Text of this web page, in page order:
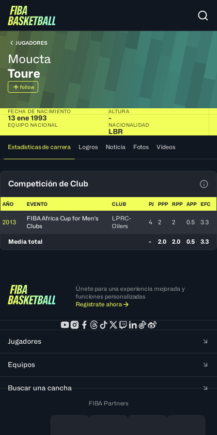
JUGADORES
Moucta
Toure
follow
FECHA DE NACIMIENTO
13 ene 1993
ALTURA
-
EQUIPO NACIONAL NACIONALIDAD
LBR
Estadísticas de carrera Logros Noticia Fotos Videos
Competición de Club
AÑO EVENTO CLUB PJ PPP RPP APP EFC
2013
FIBA Africa Cup for Men's
Clubs
LPRC-
Oilers
4 2 2 0.5 3.3
Media total - 2.0 2.0 0.5 3.3
Únete para una experiencia mejorada y
funciones personalizadas
Regístrate ahora
Jugadores
Equipos
Buscar una cancha
FIBA Partners